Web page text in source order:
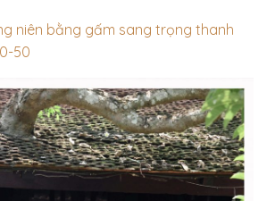
niên bằng gấm sang trọng thanh
50